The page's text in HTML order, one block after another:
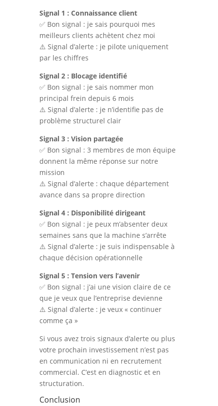
Signal 1 : Connaissance client
✅ Bon signal : je sais pourquoi mes
meilleurs clients achètent chez moi
⚠️ Signal d’alerte : je pilote uniquement
par les chiffres
Signal 2 : Blocage identifié
✅ Bon signal : je sais nommer mon
principal frein depuis 6 mois
⚠️ Signal d’alerte : je n’identifie pas de
problème structurel clair
Signal 3 : Vision partagée
✅ Bon signal : 3 membres de mon équipe
donnent la même réponse sur notre
mission
⚠️ Signal d’alerte : chaque département
avance dans sa propre direction
Signal 4 : Disponibilité dirigeant
✅ Bon signal : je peux m’absenter deux
semaines sans que la machine s’arrête
⚠️ Signal d’alerte : je suis indispensable à
chaque décision opérationnelle
Signal 5 : Tension vers l’avenir
✅ Bon signal : j’ai une vision claire de ce
que je veux que l’entreprise devienne
⚠️ Signal d’alerte : je veux « continuer
comme ça »
Si vous avez trois signaux d’alerte ou plus
votre prochain investissement n’est pas
en communication ni en recrutement
commercial. C’est en diagnostic et en
structuration.
Conclusion